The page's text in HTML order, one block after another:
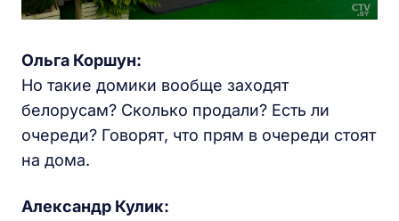
Ольга Коршун:
Но такие домики вообще заходят
белорусам? Сколько продали? Есть ли
очереди? Говорят, что прям в очереди стоят
на дома.
Александр Кулик: